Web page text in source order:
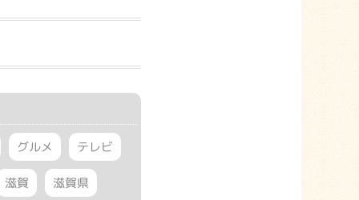
グルメ テレビ
滋賀 滋賀県